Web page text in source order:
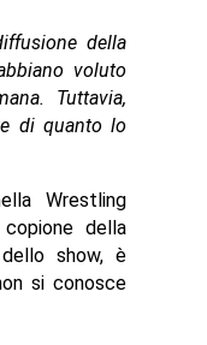
della
voluto
Tuttavia,
di quanto lo
Wrestling
della
show, è
si conosce